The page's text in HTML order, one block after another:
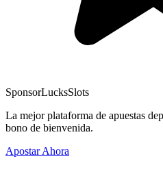
SponsorLucksSlots
La mejor plataforma de apuestas
bono de bienvenida.
Apostar Ahora